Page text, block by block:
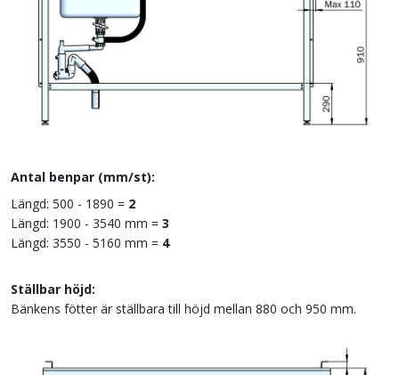
Antal benpar (mm/st):
Längd: 500 - 1890 = 2
Längd: 1900 - 3540 mm = 3
Längd: 3550 - 5160 mm = 4
Ställbar höjd:
Bänkens fötter är ställbara till höjd mellan 880 och 950 mm.